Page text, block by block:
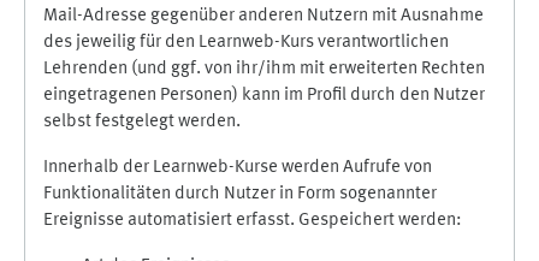
Mail-Adresse gegenüber anderen Nutzern mit Ausnahme
des jeweilig für den Learnweb-Kurs verantwortlichen
Lehrenden (und ggf. von ihr/ihm mit erweiterten Rechten
eingetragenen Personen) kann im Profil durch den Nutzer
selbst festgelegt werden.
Innerhalb der Learnweb-Kurse werden Aufrufe von
Funktionalitäten durch Nutzer in Form sogenannter
Ereignisse automatisiert erfasst. Gespeichert werden: